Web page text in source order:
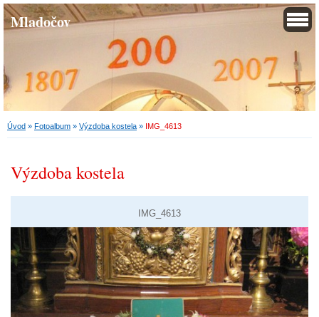
Mladočov
Úvod » Fotoalbum » Výzdoba kostela » IMG_4613
Výzdoba kostela
IMG_4613